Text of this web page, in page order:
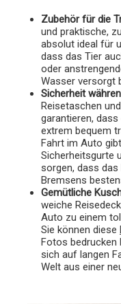
Zubehör für die
und praktische,
absolut ideal für
dass das Tier
oder
Wasser versorgt
Sicherheit
Reisetaschen
garantieren,
extrem bequem
Fahrt im Auto
Sicherheitsgurte
sorgen, dass das
Bremsens
Gemütliche
weiche
Auto zu einem
Sie können diese
Fotos bedrucken
sich auf langen
Welt aus einer